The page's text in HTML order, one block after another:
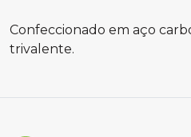
Confeccionado em aço
trivalente.